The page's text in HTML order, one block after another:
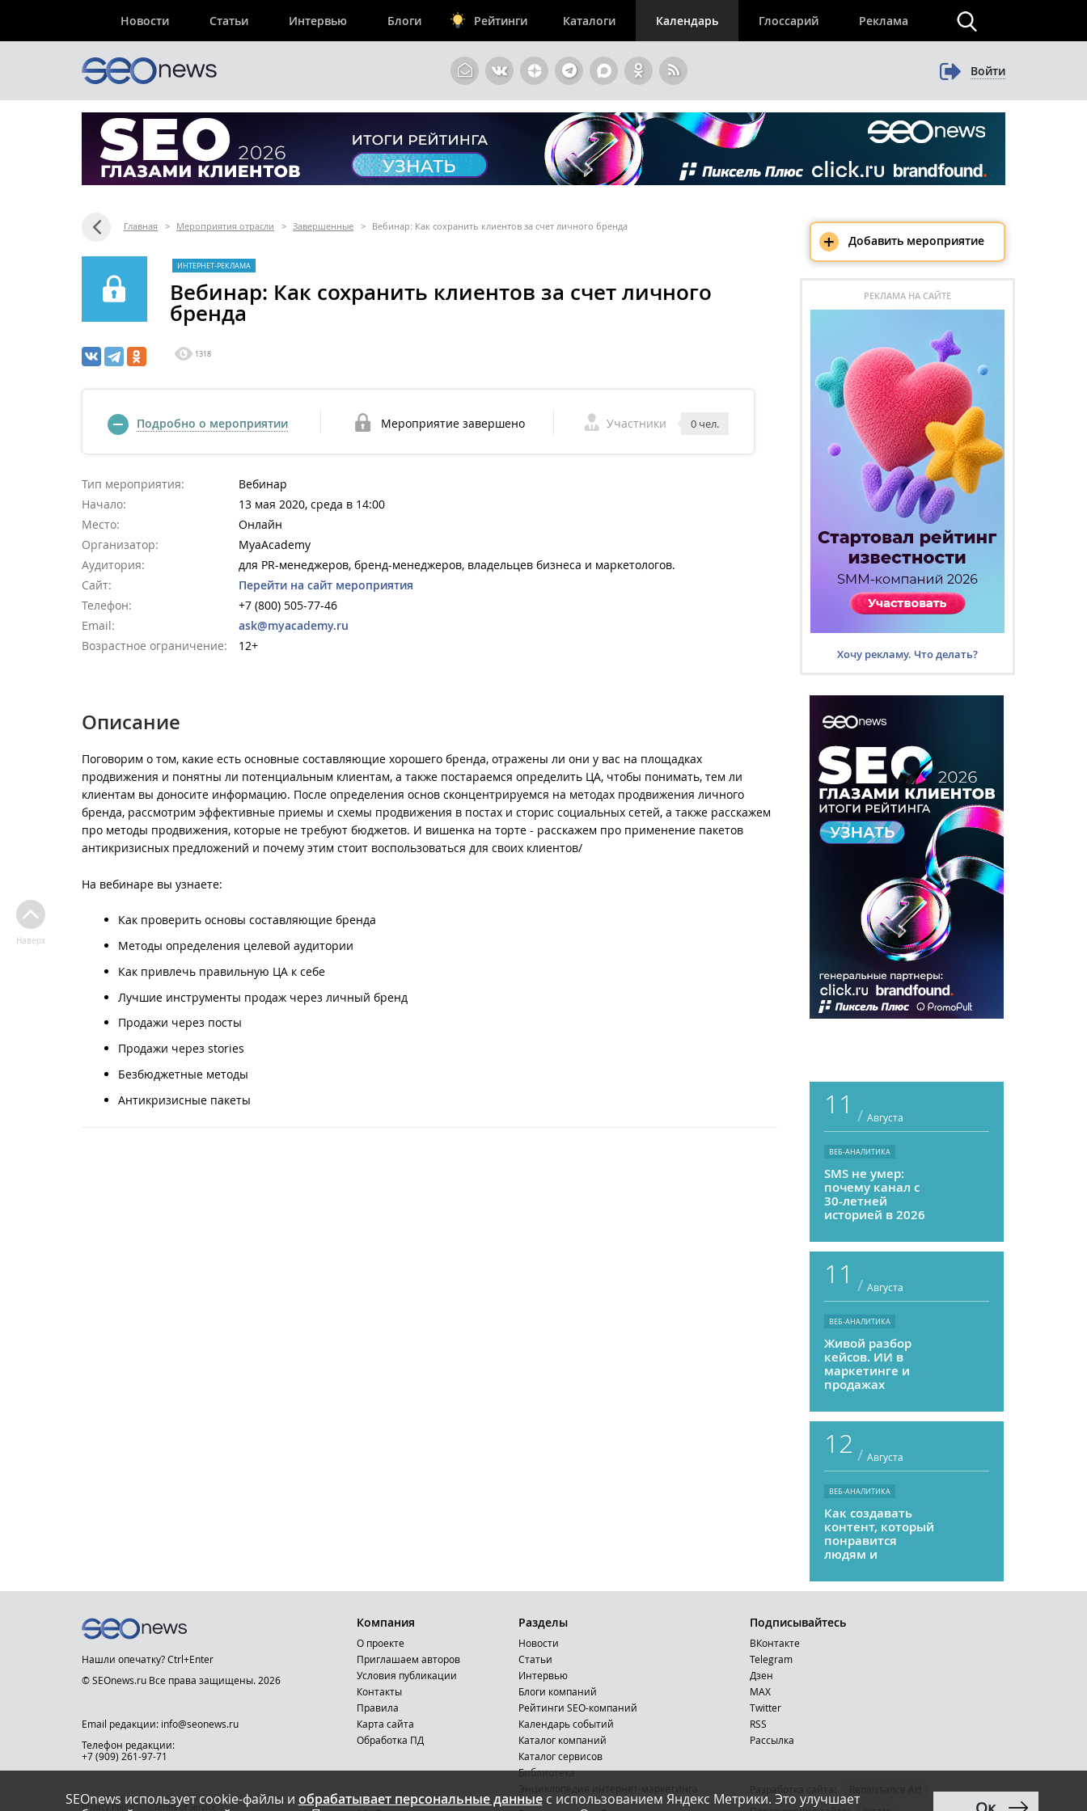
Новости Статьи Интервью Блоги Рейтинги Каталоги Календарь Глоссарий Реклама
Войти
Главная > Мероприятия отрасли > Завершенные > Вебинар: Как сохранить клиентов за счет личного бренда
ИНТЕРНЕТ-РЕКЛАМА
Вебинар: Как сохранить клиентов за счет личного
бренда
1318
Подробно о мероприятии Мероприятие завершено Участники 0 чел.
Тип мероприятия:
Вебинар
Начало:
13 мая 2020, среда в 14:00
Место:
Онлайн
Организатор:
MyaAcademy
Аудитория:
для PR-менеджеров, бренд-менеджеров, владельцев бизнеса и маркетологов.
Сайт:
Перейти на сайт мероприятия
Телефон:
+7 (800) 505-77-46
Email:
ask@myacademy.ru
Возрастное ограничение:
12+
Описание
Поговорим о том, какие есть основные составляющие хорошего бренда, отражены ли они у вас на площадках
продвижения и понятны ли потенциальным клиентам, а также постараемся определить ЦА, чтобы понимать, тем ли
клиентам вы доносите информацию. После определения основ сконцентрируемся на методах продвижения личного
бренда, рассмотрим эффективные приемы и схемы продвижения в постах и сторис социальных сетей, а также расскажем
про методы продвижения, которые не требуют бюджетов. И вишенка на торте - расскажем про применение пакетов
антикризисных предложений и почему этим стоит воспользоваться для своих клиентов/
На вебинаре вы узнаете:
Как проверить основы составляющие бренда
Методы определения целевой аудитории
Как привлечь правильную ЦА к себе
Лучшие инструменты продаж через личный бренд
Продажи через посты
Продажи через stories
Безбюджетные методы
Антикризисные пакеты
Наверх
+ Добавить мероприятие
РЕКЛАМА НА САЙТЕ
Хочу рекламу. Что делать?
11 / Августа
ВЕБ-АНАЛИТИКА
SMS не умер:
почему канал с
30-летней
историей в 2026
приносить ROMI
выше, чем
мессенджеры
11 / Августа
ВЕБ-АНАЛИТИКА
Живой разбор
кейсов. ИИ в
маркетинге и
продажах
12 / Августа
ВЕБ-АНАЛИТИКА
Как создавать
контент, который
понравится
людям и
SEOnews использует cookie-файлы и обрабатывает персональные данныес использованием Яндекс Метрики. Это улучшает
Нашли опечатку? Ctrl+Enter
© SEOnews.ru Все права защищены. 2026
Email редакции: info@seonews.ru
Телефон редакции:
+7 (909) 261-97-71
This site is protected by reCAPTCHA and the Google
Privacy Policyand Terms of Serviceapply.
Компания
О проекте
Приглашаем авторов
Условия публикации
Контакты
Правила
Карта сайта
Обработка ПД
Разделы
Новости
Статьи
Интервью
Блоги компаний
Рейтинги SEO-компаний
Календарь событий
Каталог компаний
Каталог сервисов
Библиотека
Подписывайтесь
ВКонтакте
Telegram
Дзен
MAX
Тwitter
RSS
Рассылка